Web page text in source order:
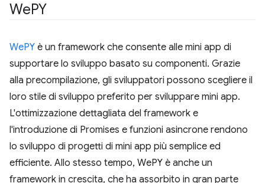
WePY
WePY è un framework che consente alle mini app di
supportare lo sviluppo basato su componenti. Grazie
alla precompilazione, gli sviluppatori possono scegliere il
loro stile di sviluppo preferito per sviluppare mini app.
L'ottimizzazione dettagliata del framework e
l'introduzione di Promises e funzioni asincrone rendono
lo sviluppo di progetti di mini app più semplice ed
efficiente. Allo stesso tempo, WePY è anche un
framework in crescita, che ha assorbito in gran parte